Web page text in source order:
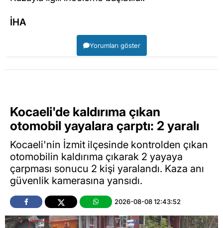
İHA
Yorumları göster
Kocaeli'de kaldırıma çıkan
otomobil yayalara çarptı: 2 yaralı
Kocaeli'nin İzmit ilçesinde kontrolden çıkan
otomobilin kaldırıma çıkarak 2 yayaya
çarpması sonucu 2 kişi yaralandı. Kaza anı
güvenlik kamerasına yansıdı.
2026-08-08 12:43:52